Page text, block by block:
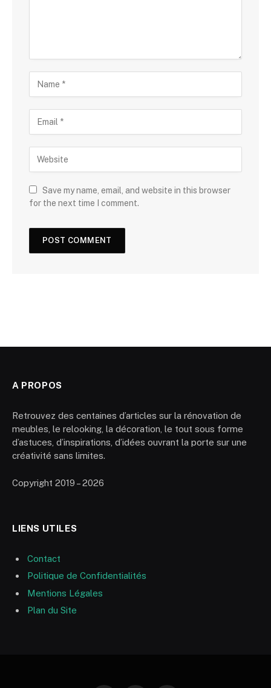
Save my name, email, and website in this browser
for the next time I comment.
A PROPOS
Retrouvez des centaines d’articles sur la rénovation de
meubles, le relooking, la décoration, le tout sous forme
d’astuces, d’inspirations, d’idées ouvrant la porte sur une
créativité sans limites.
Copyright 2019 – 2026
LIENS UTILES
Contact
Politique de Confidentialités
Mentions Légales
Plan du Site